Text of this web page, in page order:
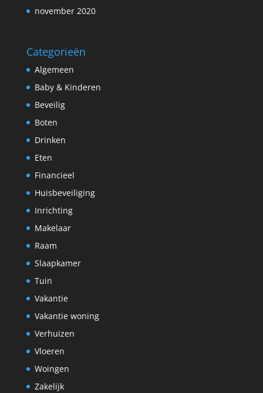
november 2020
Categorieën
Algemeen
Baby & Kinderen
Beveilig
Boten
Drinken
Eten
Financieel
Huisbeveiliging
Inrichting
Makelaar
Raam
Slaapkamer
Tuin
Vakantie
Vakantie woning
Verhuizen
Vloeren
Woingen
Zakelijk